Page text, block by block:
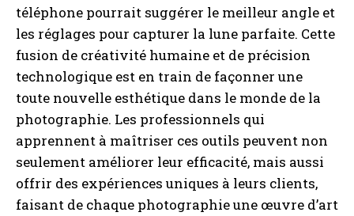
téléphone pourrait suggérer le meilleur angle et
les réglages pour capturer la lune parfaite. Cette
fusion de créativité humaine et de précision
technologique est en train de façonner une
toute nouvelle esthétique dans le monde de la
photographie. Les professionnels qui
apprennent à maîtriser ces outils peuvent non
seulement améliorer leur efficacité, mais aussi
offrir des expériences uniques à leurs clients,
faisant de chaque photographie une œuvre d’art